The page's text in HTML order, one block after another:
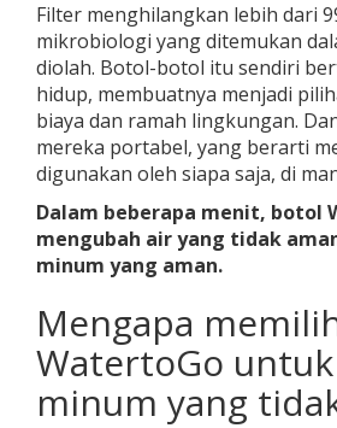
Filter menghilangkan lebih dari
mikrobiologi yang ditemukan
diolah. Botol-botol itu sendiri
hidup, membuatnya menjadi
biaya dan ramah lingkungan.
mereka portabel, yang berarti
digunakan oleh siapa saja, di
Dalam beberapa menit, botol
mengubah air yang tidak
minum yang aman.
Mengapa
WatertoGo
minum yang